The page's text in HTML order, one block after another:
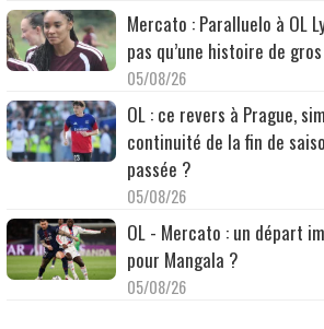
Mercato : Paralluelo à OL
pas qu’une histoire de
05/08/26
OL : ce revers à Prague,
continuité de la fin de
passée ?
05/08/26
OL - Mercato : un départ
pour Mangala ?
05/08/26